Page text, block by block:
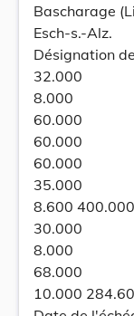
Bascharage
Esch-s.-Alz.
Désignation
32.000
8.000
60.000
60.000
60.000
35.000
8.600
30.000
8.000
68.000
10.000